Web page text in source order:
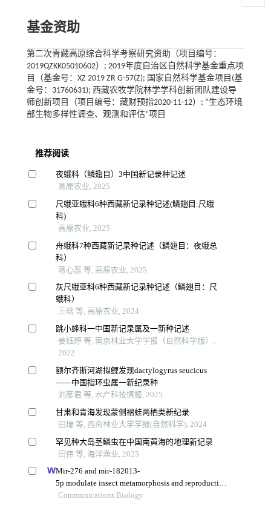
基金资助
第二次青藏高原综合科学考察研究资助（项目编号：
2019QZKK05010602）; 2019年度自治区自然科学基金重点项
目（基金号：XZ 2019 ZR G-57(Z); 国家自然科学基金项目(基
金号：31760631); 西藏农牧学院林学学科创新团队建设导
师创新项目（项目编号：藏财预指2020-11-12）; “生态环境
部生物多样性调查、观测和评估”项目